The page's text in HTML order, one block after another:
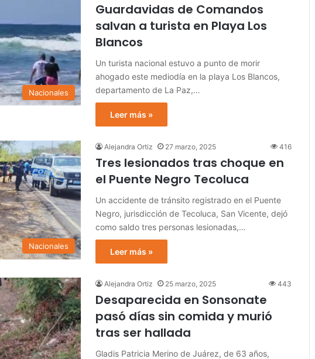
Nacionales
Guardavidas de Comandos
salvan a turista en Playa Los
Blancos
Un turista nacional estuvo a punto de morir
ahogado este mediodía en la playa Los Blancos,
departamento de La Paz,…
Leer más »
Nacionales
Alejandra Ortiz 27 marzo, 2025 416
Tres lesionados tras choque en
el Puente Negro Tecoluca
Un accidente de tránsito registrado en el Puente
Negro, jurisdicción de Tecoluca, San Vicente, dejó
como saldo tres personas lesionadas,…
Leer más »
Alejandra Ortiz 25 marzo, 2025 443
Desaparecida en Sonsonate
pasó días sin comida y murió
tras ser hallada
Gladis Patricia Merino de Juárez, de 63 años,